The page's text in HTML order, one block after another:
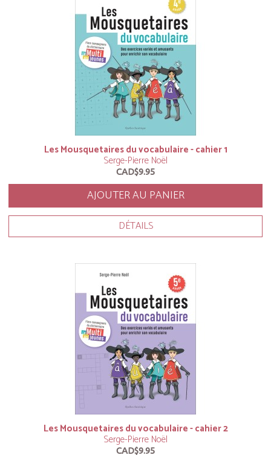
Les Mousquetaires du vocabulaire - cahier 1
Serge-Pierre Noël
CAD$9.95
AJOUTER AU PANIER
DÉTAILS
Les Mousquetaires du vocabulaire - cahier 2
Serge-Pierre Noël
CAD$9.95